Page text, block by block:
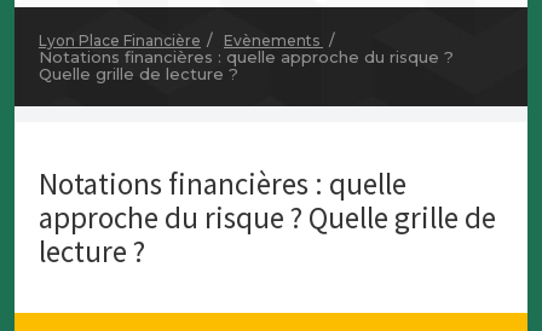
Lyon Place Financière Evènements
Notations financières : quelle approche du risque ?
Quelle grille de lecture ?
Notations financières : quelle
approche du risque ? Quelle grille de
lecture ?